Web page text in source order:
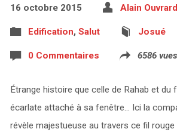
16 octobre 2015 Alain Ouvrard
Edification, Salut Josué
0 Commentaires 6586 vues
Étrange histoire que celle de Rahab et du
écarlate attaché à sa fenêtre… Ici la
révèle majestueuse au travers ce fil rouge